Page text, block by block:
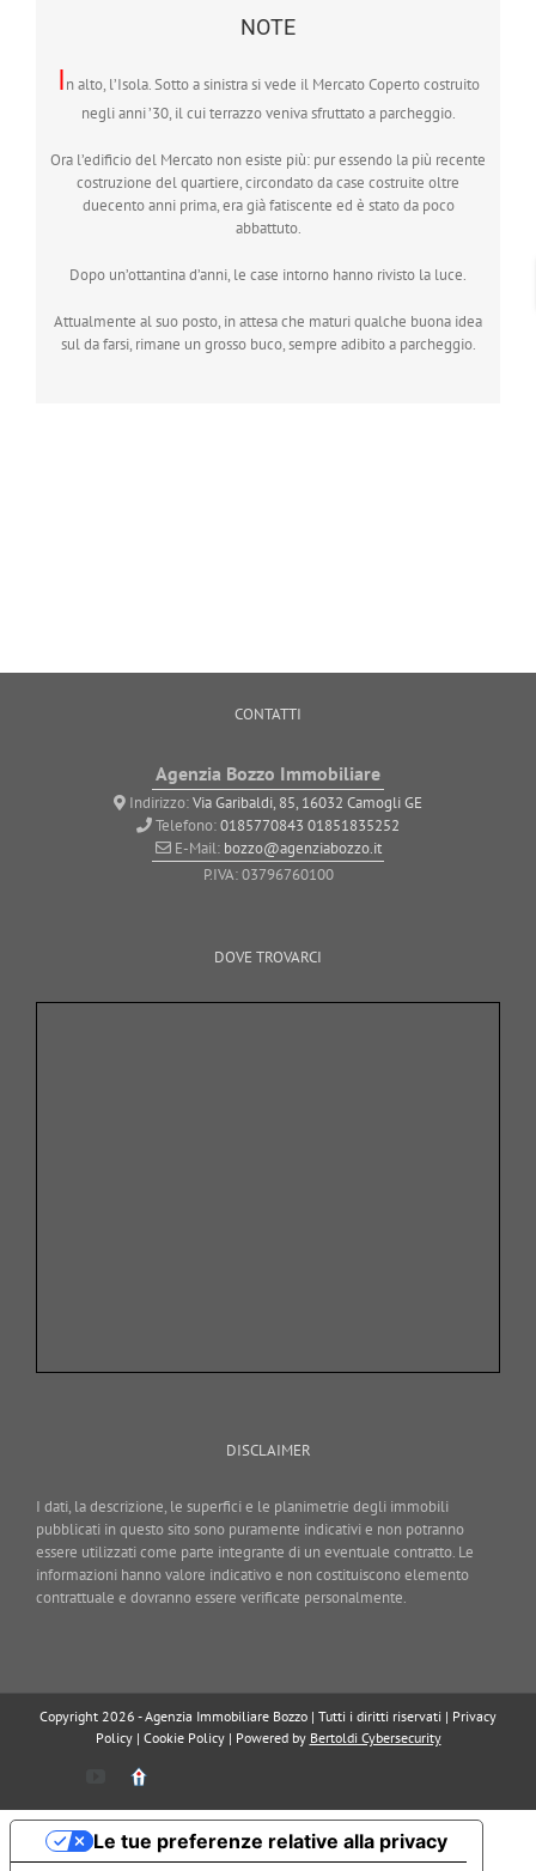
NOTE
In alto, l’Isola. Sotto a sinistra si vede il Mercato Coperto costruito
negli anni ’30, il cui terrazzo veniva sfruttato a parcheggio.
Ora l’edificio del Mercato non esiste più: pur essendo la più recente
costruzione del quartiere, circondato da case costruite oltre
duecento anni prima, era già fatiscente ed è stato da poco
abbattuto.
Dopo un’ottantina d’anni, le case intorno hanno rivisto la luce.
Attualmente al suo posto, in attesa che maturi qualche buona idea
sul da farsi, rimane un grosso buco, sempre adibito a parcheggio.
CONTATTI
Agenzia Bozzo Immobiliare
Indirizzo:Via Garibaldi, 85, 16032 Camogli GE
Telefono:0185770843 01851835252
E-Mail: bozzo@agenziabozzo.it
P.IVA: 03796760100
DOVE TROVARCI
DISCLAIMER
I dati, la descrizione, le superfici e le planimetrie degli immobili
pubblicati in questo sito sono puramente indicativi e non potranno
essere utilizzati come parte integrante di un eventuale contratto. Le
informazioni hanno valore indicativo e non costituiscono elemento
contrattuale e dovranno essere verificate personalmente.
Copyright 2026 - Agenzia Immobiliare Bozzo | Tutti i diritti riservati | Privacy
Policy| Cookie Policy| Powered by Bertoldi Cybersecurity
YouTube
Immobiliare.it
Le tue preferenze relative alla privacy